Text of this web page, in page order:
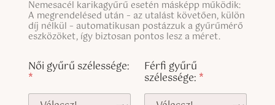
e
T
e
t
L
i
n
e
e
x
t
i
n
g
e
L
n
Nemesacél karikagyűrű esetén másképp működik:
A megrendelésed után – az utalást követően, külön
díj nélkül – automatikusan postázzuk a gyűrűmérő
eszközöket, így biztosan pontos lesz a méret.
Női gyűrű szélessége:
*
Férfi gyűrű
szélessége: *